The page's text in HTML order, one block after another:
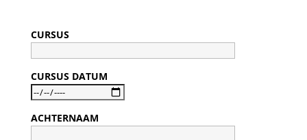
CURSUS
CURSUS DATUM
ACHTERNAAM